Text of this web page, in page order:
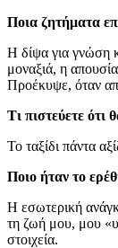
Ποια ζητήματα
Η δίψα για γνώση
μοναξιά, η
Προέκυψε, όταν
Τι πιστεύετε
Το ταξίδι πάντα
Ποιο ήταν το
Η εσωτερική
τη ζωή μου, μου
στοιχεία.